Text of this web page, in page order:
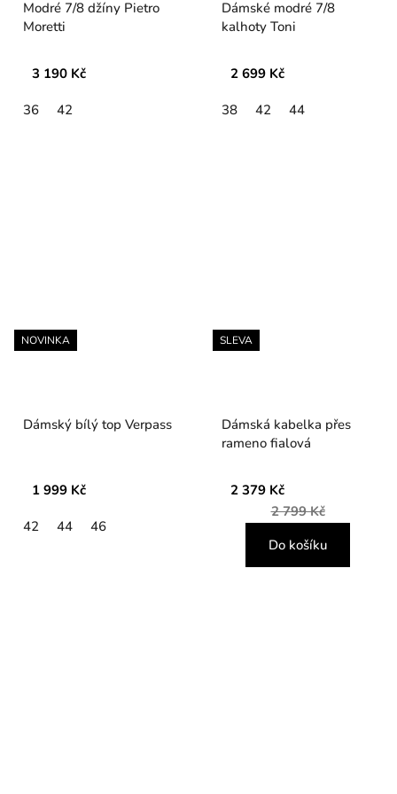
Modré 7/8 džíny Pietro
Moretti
3 190 Kč
36 42
Dámské modré 7/8
kalhoty Toni
2 699 Kč
38 42 44
NOVINKA
Dámský bílý top Verpass
1 999 Kč
42 44 46
SLEVA
Dámská kabelka přes
rameno fialová
2 379 Kč
2 799 Kč
Do košíku